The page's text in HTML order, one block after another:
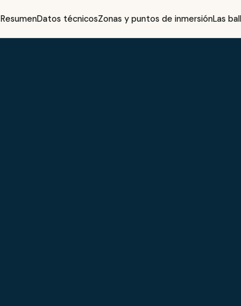
ResumenDatos técnicosZonas y puntos de inmersiónLas